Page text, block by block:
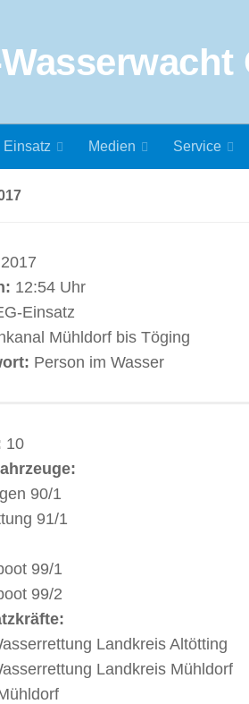
Einsatz Medien Service
12:54 Uhr
Einsatz
Mühldorf bis Töging
Person im Wasser
10
90/1
91/1
99/1
99/2
Landkreis Altötting
Landkreis Mühldorf